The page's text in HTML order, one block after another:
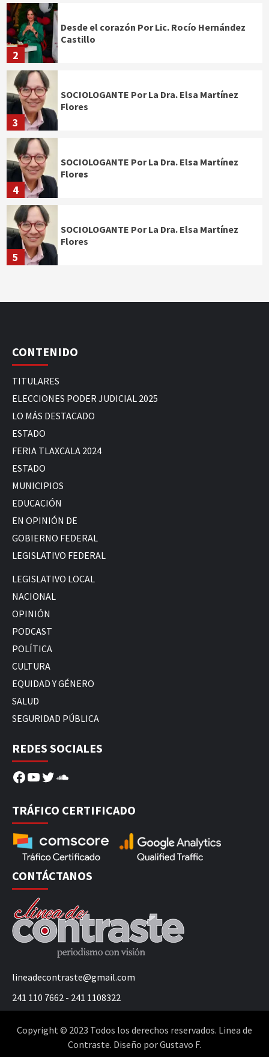
2
Desde el corazón Por Lic. Rocío Hernández
Castillo
3
SOCIOLOGANTE Por La Dra. Elsa Martínez
Flores
4
SOCIOLOGANTE Por La Dra. Elsa Martínez
Flores
5
SOCIOLOGANTE Por La Dra. Elsa Martínez
Flores
CONTENIDO
TITULARES
ELECCIONES PODER JUDICIAL 2025
LO MÁS DESTACADO
ESTADO
FERIA TLAXCALA 2024
ESTADO
MUNICIPIOS
EDUCACIÓN
EN OPINIÓN DE
GOBIERNO FEDERAL
LEGISLATIVO FEDERAL
LEGISLATIVO LOCAL
NACIONAL
OPINIÓN
PODCAST
POLÍTICA
CULTURA
EQUIDAD Y GÉNERO
SALUD
SEGURIDAD PÚBLICA
REDES SOCIALES
Facebook
YouTube
Twitter
SoundCloud
TRÁFICO CERTIFICADO
CONTÁCTANOS
lineadecontraste@gmail.com
241 110 7662 - 241 1108322
Copyright © 2023 Todos los derechos reservados. Linea de
Contraste. Diseño por Gustavo F.